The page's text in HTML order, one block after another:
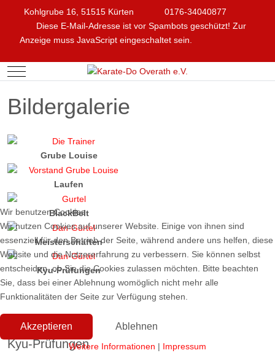
Kohlgrube 16, 51515 Kürten
0176-34040877
Diese E-Mail-Adresse ist vor Spambots geschützt! Zur
Anzeige muss JavaScript eingeschaltet sein.
Mobile Menu Toggle
Bildergalerie
Grube Louise
Laufen
BlackBelt
Meisterschaften
Kyu-Prüfungen
Kyu-Prüfungen
Wir benutzen Cookies
Wir nutzen Cookies auf unserer Website. Einige von ihnen sind
essenziell für den Betrieb der Seite, während andere uns helfen, diese
Website und die Nutzererfahrung zu verbessern. Sie können selbst
entscheiden, ob Sie die Cookies zulassen möchten. Bitte beachten
Sie, dass bei einer Ablehnung womöglich nicht mehr alle
Funktionalitäten der Seite zur Verfügung stehen.
Akzeptieren Ablehnen
Weitere Informationen | Impressum